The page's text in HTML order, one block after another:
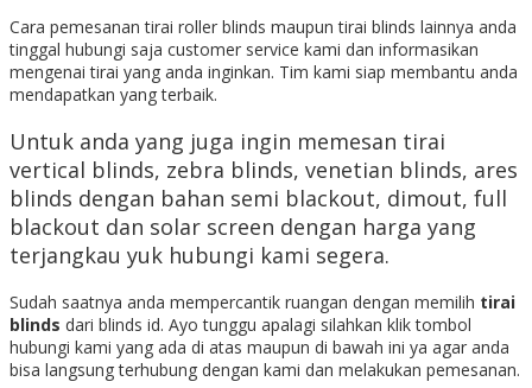
Cara pemesanan tirai roller blinds maupun tirai blinds lainnya anda
tinggal hubungi saja customer service kami dan informasikan
mengenai tirai yang anda inginkan. Tim kami siap membantu anda
mendapatkan yang terbaik.
Untuk anda yang juga ingin memesan tirai
vertical blinds, zebra blinds, venetian blinds, ares
blinds dengan bahan semi blackout, dimout, full
blackout dan solar screen dengan harga yang
terjangkau yuk hubungi kami segera.
Sudah saatnya anda mempercantik ruangan dengan memilih tirai
blinds dari blinds id. Ayo tunggu apalagi silahkan klik tombol
hubungi kami yang ada di atas maupun di bawah ini ya agar anda
bisa langsung terhubung dengan kami dan melakukan pemesanan.